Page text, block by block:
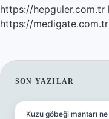
https://hepguler.com.tr
https://medigate.com.tr
SIDEBAR
SON YAZILAR
Kuzu göbeği mantarı